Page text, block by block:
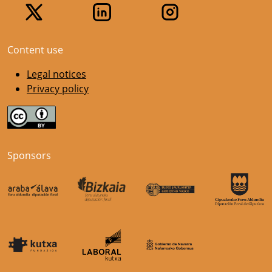
Content use
Legal notices
Privacy policy
Sponsors